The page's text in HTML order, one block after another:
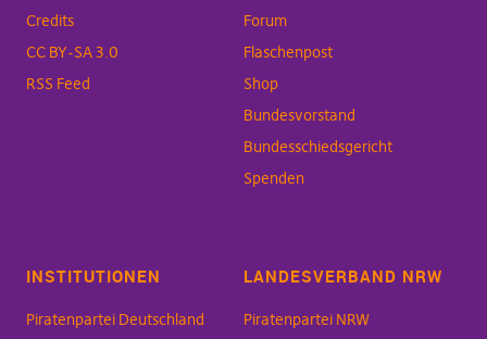
Credits
CC BY-SA 3.0
RSS Feed
Forum
Flaschenpost
Shop
Bundesvorstand
Bundesschiedsgericht
Spenden
INSTITUTIONEN
Piratenpartei Deutschland
LANDESVERBAND NRW
Piratenpartei NRW